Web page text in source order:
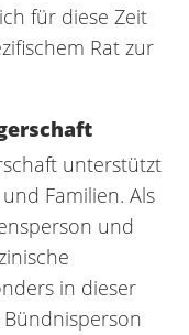
für diese Zeit
Rat zur
unterstützt
Familien. Als
und
in dieser